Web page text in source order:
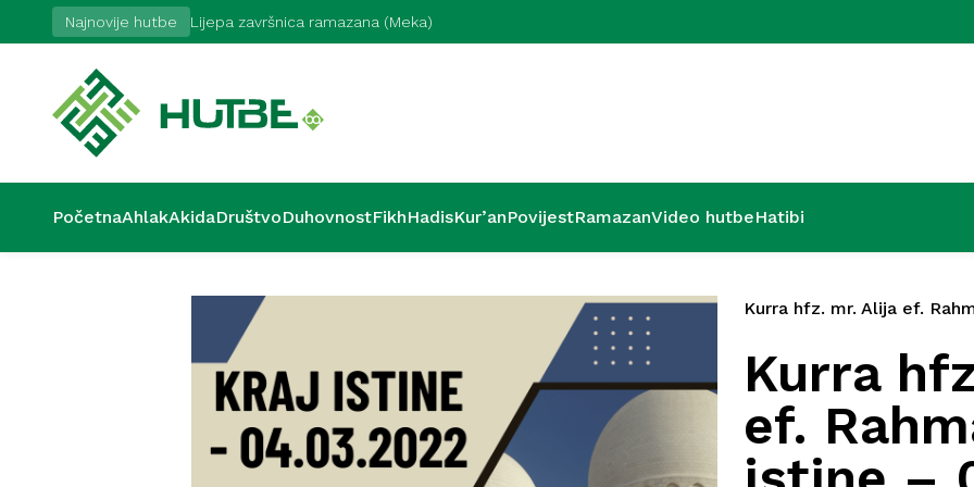
Najnovije hutbe Lijepa završnica ramazana (Meka) Hutba iz
PočetnaAhlakAkidaDruštvoDuhovnostFikhHadisKur’anPovijestRamazanVideo hutbeHatibi
Kurra hfz. mr. Alija ef.
Kurra
ef.